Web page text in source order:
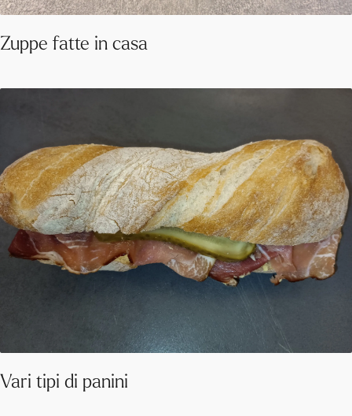
Zuppe fatte in casa
Vari tipi di panini